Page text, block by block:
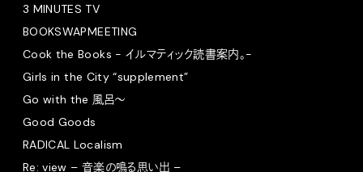
3 MINUTES TV
BOOKSWAPMEETING
Cook the Books - イルマティック読書案内。-
Girls in the City “supplement”
Go with the 風呂〜
Good Goods
RADICAL Localism
Re: view – 音楽の鳴る思い出 –